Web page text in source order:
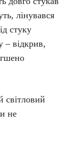
лінувався
стуку
– відкрив,
не